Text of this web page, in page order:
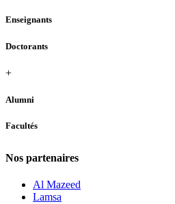
Enseignants
Doctorants
+
Alumni
Facultés
Nos partenaires
Al Mazeed
Lamsa